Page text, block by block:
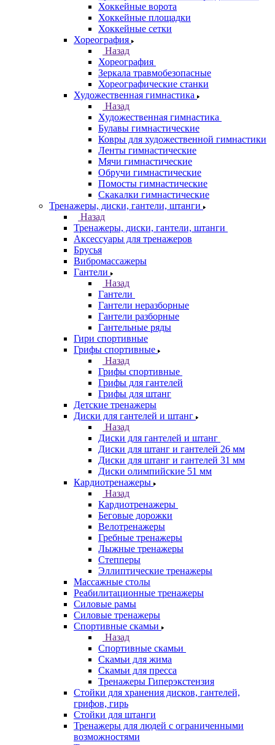
Хоккейные ворота
Хоккейные площадки
Хоккейные сетки
Хореография
Назад
Хореография
Зеркала травмобезопасные
Хореографические станки
Художественная гимнастика
Назад
Художественная гимнастика
Булавы гимнастические
Ковры для художественной гимнастики
Ленты гимнастические
Мячи гимнастические
Обручи гимнастические
Помосты гимнастические
Скакалки гимнастические
Тренажеры, диски, гантели, штанги
Назад
Тренажеры, диски, гантели, штанги
Аксессуары для тренажеров
Брусья
Вибромассажеры
Гантели
Назад
Гантели
Гантели неразборные
Гантели разборные
Гантельные ряды
Гири спортивные
Грифы спортивные
Назад
Грифы спортивные
Грифы для гантелей
Грифы для штанг
Детские тренажеры
Диски для гантелей и штанг
Назад
Диски для гантелей и штанг
Диски для штанг и гантелей 26 мм
Диски для штанг и гантелей 31 мм
Диски олимпийские 51 мм
Кардиотренажеры
Назад
Кардиотренажеры
Беговые дорожки
Велотренажеры
Гребные тренажеры
Лыжные тренажеры
Степперы
Эллиптические тренажеры
Массажные столы
Реабилитационные тренажеры
Силовые рамы
Силовые тренажеры
Спортивные скамьи
Назад
Спортивные скамьи
Скамьи для жима
Скамьи для пресса
Тренажеры Гиперэкстензия
Стойки для хранения дисков, гантелей,
грифов, гирь
Стойки для штанги
Тренажеры для людей с ограниченными
возможностями